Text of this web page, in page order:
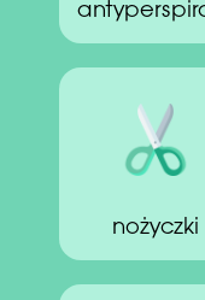
nożyczki